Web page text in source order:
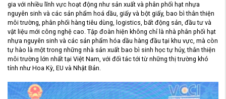
gia với nhiều lĩnh vực hoạt động như sản xuất và phân phối hạt nhựa
nguyên sinh và các sản phẩm hoá dầu, giấy và bột giấy, bao bì thân thiện
môi trường, phân phối hàng tiêu dùng, logistics, bất động sản, đầu tư và
vật liệu mới công nghệ cao. Tập đoàn hiện không chỉ là nhà phân phối hạt
nhựa nguyên sinh và các sản phẩm hóa dầu hàng đầu tại khu vực, mà còn
tự hào là một trong những nhà sản xuất bao bì sinh học tự hủy, thân thiện
môi trường lớn nhất tại Việt Nam, với đối tác tới từ những thị trường khó
tính như Hoa Kỳ, EU và Nhật Bản.